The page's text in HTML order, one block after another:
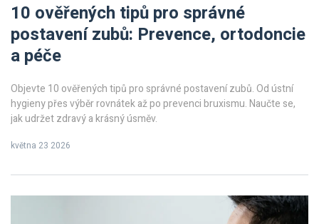
10 ověřených tipů pro správné
postavení zubů: Prevence, ortodoncie
a péče
Objevte 10 ověřených tipů pro správné postavení zubů. Od ústní
hygieny přes výběr rovnátek až po prevenci bruxismu. Naučte se,
jak udržet zdravý a krásný úsměv.
května 23 2026